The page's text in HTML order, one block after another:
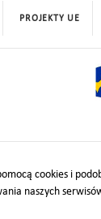
cookies i
naszych
PROJEKTY UE